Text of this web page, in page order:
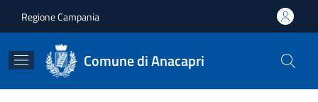
Regione Campania
Comune di Anacapri